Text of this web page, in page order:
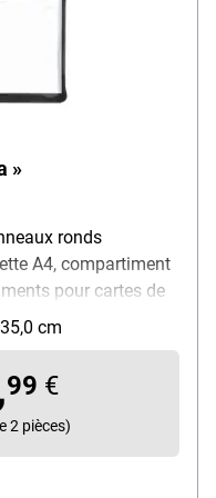
»
ronds
A4, compartiment
pour cartes de
mémoire, 2 boucles
pour clé USB et
cm
99 €
2 pièces)